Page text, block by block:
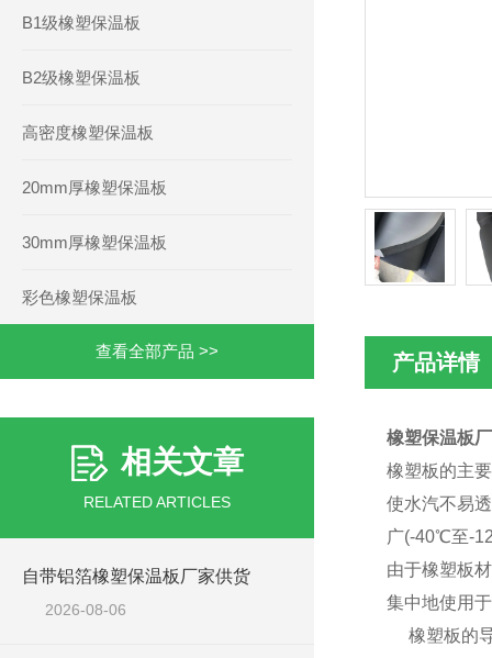
B1级橡塑保温板
B2级橡塑保温板
高密度橡塑保温板
20mm厚橡塑保温板
30mm厚橡塑保温板
彩色橡塑保温板
查看全部产品 >>
相关文章
RELATED ARTICLES
自带铝箔橡塑保温板厂家供货
2026-08-06
产品详情
橡塑保温板
橡塑板的主
使水汽不易
广(-40℃至-
由于橡塑板
集中地使用
橡塑板的导